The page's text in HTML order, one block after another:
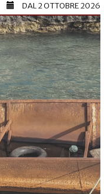
DAL2 OTTOBRE 2026